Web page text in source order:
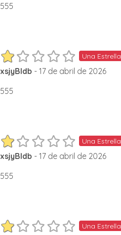
555
Una Estrella
xsjyBldb - 17 de abril de 2026
555
Una Estrella
xsjyBldb - 17 de abril de 2026
555
Una Estrella